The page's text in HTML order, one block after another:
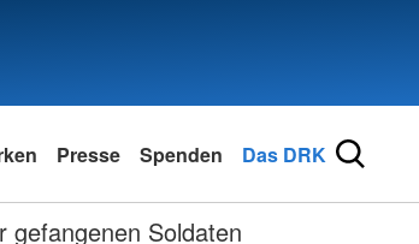
Presse Spenden Das DRK
gefangenen Soldaten